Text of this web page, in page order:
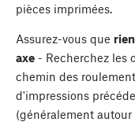
pièces imprimées.
Assurez-vous que
axe - Recherchez les
chemin des
d'impressions
(généralement autour